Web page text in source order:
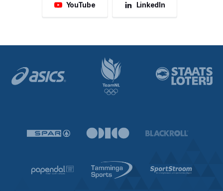
YouTube LinkedIn